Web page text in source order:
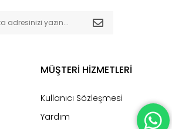
MÜŞTERİ HİZMETLERİ
Kullanıcı Sözleşmesi
Yardım